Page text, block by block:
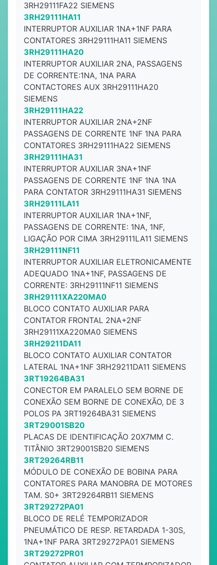
3RH29111FA22 SIEMENS
3RH29111HA11
INTERRUPTOR AUXILIAR 1NA+1NF PARA
CONTATORES 3RH29111HA11 SIEMENS
3RH29111HA20
INTERRUPTOR AUXILIAR 2NA, PASSAGENS
DE CORRENTE:1NA, 1NA PARA
CONTACTORES AUX 3RH29111HA20
SIEMENS
3RH29111HA22
INTERRUPTOR AUXILIAR 2NA+2NF
PASSAGENS DE CORRENTE 1NF 1NA PARA
CONTATORES 3RH29111HA22 SIEMENS
3RH29111HA31
INTERRUPTOR AUXILIAR 3NA+1NF
PASSAGENS DE CORRENTE 1NF 1NA 1NA
PARA CONTATOR 3RH29111HA31 SIEMENS
3RH29111LA11
INTERRUPTOR AUXILIAR 1NA+1NF,
PASSAGENS DE CORRENTE: 1NA, 1NF,
LIGAÇÃO POR CIMA 3RH29111LA11 SIEMENS
3RH29111NF11
INTERRUPTOR AUXILIAR ELETRONICAMENTE
ADEQUADO 1NA+1NF, PASSAGENS DE
CORRENTE: 3RH29111NF11 SIEMENS
3RH29111XA220MA0
BLOCO CONTATO AUXILIAR PARA
CONTATOR FRONTAL 2NA+2NF
3RH29111XA220MA0 SIEMENS
3RH29211DA11
BLOCO CONTATO AUXILIAR CONTATOR
LATERAL 1NA+1NF 3RH29211DA11 SIEMENS
3RT19264BA31
CONECTOR EM PARALELO SEM BORNE DE
CONEXÃO SEM BORNE DE CONEXÃO, DE 3
POLOS PA 3RT19264BA31 SIEMENS
3RT29001SB20
PLACAS DE IDENTIFICAÇÃO 20X7MM C.
TITÂNIO 3RT29001SB20 SIEMENS
3RT29264RB11
MÓDULO DE CONEXÃO DE BOBINA PARA
CONTATORES PARA MANOBRA DE MOTORES
TAM. S0+ 3RT29264RB11 SIEMENS
3RT29272PA01
BLOCO DE RELÉ TEMPORIZADOR
PNEUMÁTICO DE RESP. RETARDADA 1-30S,
1NA+1NF PARA 3RT29272PA01 SIEMENS
3RT29272PR01